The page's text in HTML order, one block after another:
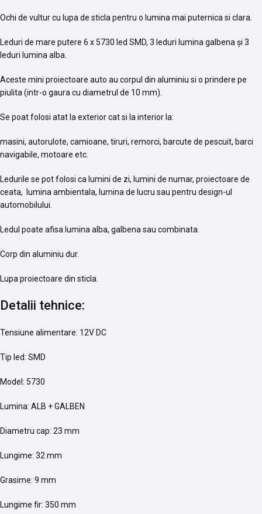
Ochi de vultur cu lupa de sticla pentru o lumina mai puternica si clara.
Leduri de mare putere 6 x 5730 led SMD, 3 leduri lumina galbena și 3
leduri lumina alba.
Aceste mini proiectoare auto au corpul din aluminiu si o prindere pe
piulita (intr-o gaura cu diametrul de 10 mm).
Se poat folosi atat la exterior cat si la interior la:
masini, autorulote, camioane, tiruri, remorci, barcute de pescuit, barci
navigabile, motoare etc.
Ledurile se pot folosi ca lumini de zi, lumini de numar, proiectoare de
ceata, lumina ambientala, lumina de lucru sau pentru design-ul
automobilului.
Ledul poate afisa lumina alba, galbena sau combinata.
Corp din aluminiu dur.
Lupa proiectoare din sticla.
Detalii tehnice:
Tensiune alimentare: 12V DC
Tip led: SMD
Model: 5730
Lumina: ALB + GALBEN
Diametru cap: 23 mm
Lungime: 32 mm
Grasime: 9 mm
Lungime fir: 350 mm